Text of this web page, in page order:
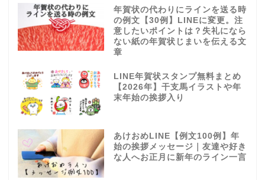
年賀状の代わりにラインを送る時
の例文【30例】LINEに変更。注
意したいポイントは？失礼になら
ない紙の年賀状じまいを伝える文
章
LINE年賀状スタンプ無料まとめ
【2026年】干支馬イラストや年
末年始の挨拶入り
あけおめLINE【例文100例】年
始の挨拶メッセージ｜友達や好き
な人へお正月に新年のライン一言